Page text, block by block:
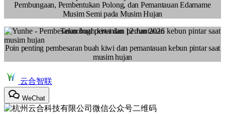
Pembungaan, Pembentukan Polong, dan Pemantauan Edamame
Musim Semi pada Musim Hujan
Teknologi pertanian 12 Jun 2026
Poin penting pembesaran buah kiwi dan pemantauan kebun pintar saat
musim hujan
云合智联
WeChat